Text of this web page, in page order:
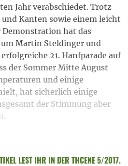
Jahr verabschiedet. Trotz
Kanten sowie einem leicht
hat das
Martin Steldinger und
21. Hanfparade auf
der Sommer Mitte August
und einige
hat sicherlich einige
der Stimmung aber
LEST IHR IN DER THCENE 5/2017.